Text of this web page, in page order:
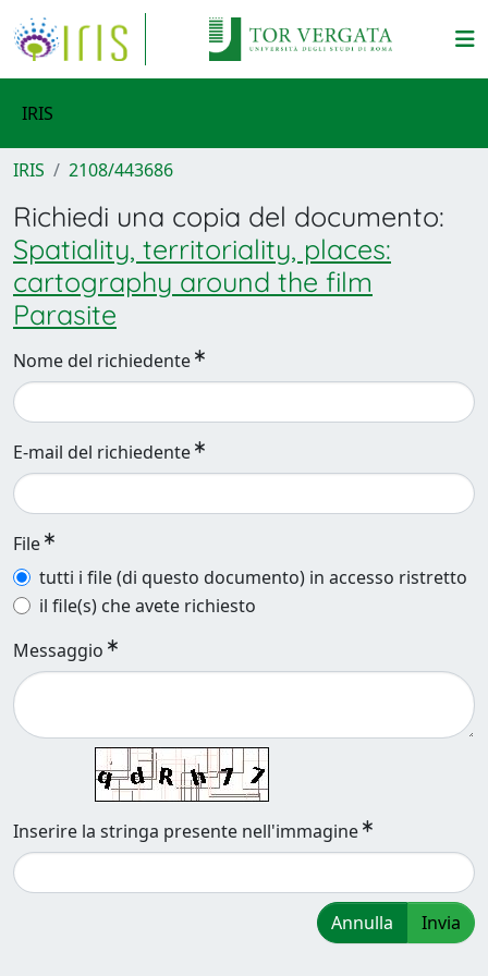
IRIS
IRIS 2108/443686
Richiedi una copia del documento:
Spatiality, territoriality, places:
cartography around the film
Parasite
Nome del richiedente
E-mail del richiedente
File
tutti i file (di questo documento) in accesso ristretto
il file(s) che avete richiesto
Messaggio
Inserire la stringa presente nell'immagine
Annulla Invia